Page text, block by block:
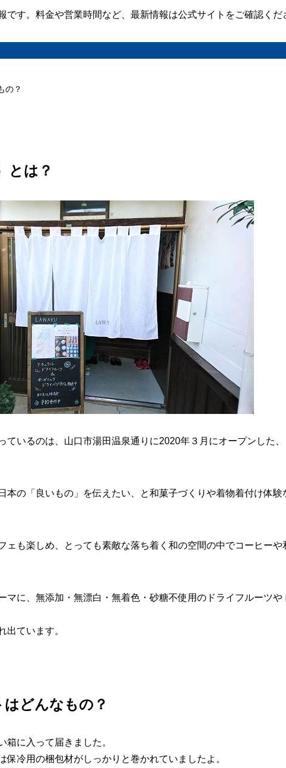
す。料金や営業時間など、最新情報は公式サイトをご確認くだ
の？
とは？
ているのは、山口市湯田温泉通りに2020年３月にオープンした
本の「良いもの」を伝えたい、と和菓子づくりや着物着付け体
ェも楽しめ、とっても素敵な落ち着く和の空間の中でコーヒー
マに、無添加・無漂白・無着色・砂糖不使用のドライフルーツ
出ています。
どんなもの？
箱に入って届きました。
保冷用の梱包材がしっかりと巻かれていましたよ。